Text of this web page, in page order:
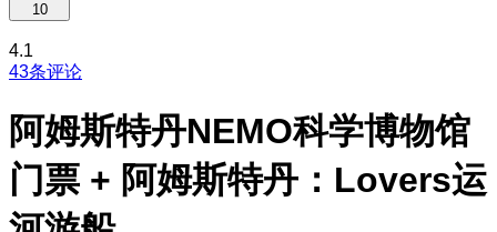
10
4.1
43条评论
阿姆斯特丹NEMO科学博物馆
门票 + 阿姆斯特丹：Lovers运